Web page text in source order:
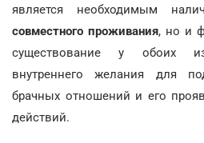
является необходимым
совместного проживания, но и
существование у обоих
внутреннего желания для
брачных отношений и его
действий.